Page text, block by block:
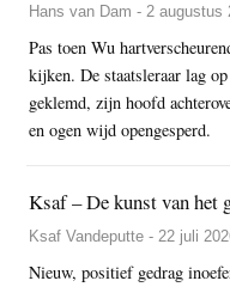
Hans van Dam - 2 augustus
Pas toen Wu
kijken. De staatsleraar lag
geklemd, zijn hoofd
en ogen wijd opengesperd.
Ksaf – De kunst van het
Ksaf Vandeputte - 22 juli
Nieuw, positief gedrag